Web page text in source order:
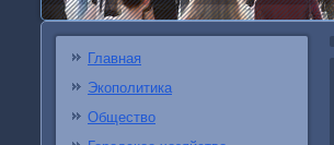
Главная
Экополитика
Общество